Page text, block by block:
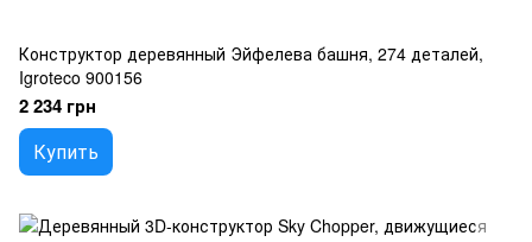
Конструктор деревянный Эйфелева башня, 274 деталей,
Igroteco 900156
2 234 грн
Купить